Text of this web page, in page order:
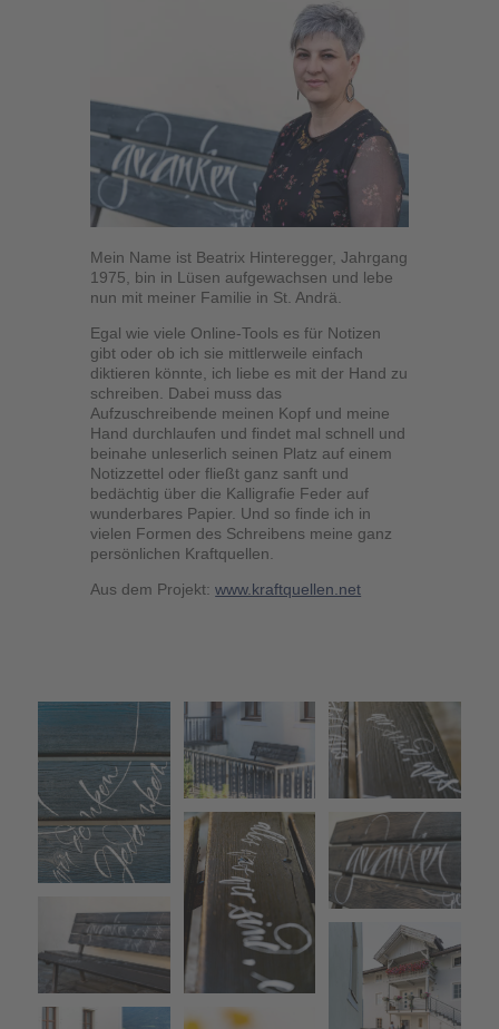
Mein Name ist Beatrix Hinteregger, Jahrgang
1975, bin in Lüsen aufgewachsen und lebe
nun mit meiner Familie in St. Andrä.
Egal wie viele Online-Tools es für Notizen
gibt oder ob ich sie mittlerweile einfach
diktieren könnte, ich liebe es mit der Hand zu
schreiben. Dabei muss das
Aufzuschreibende meinen Kopf und meine
Hand durchlaufen und findet mal schnell und
beinahe unleserlich seinen Platz auf einem
Notizzettel oder fließt ganz sanft und
bedächtig über die Kalligrafie Feder auf
wunderbares Papier. Und so finde ich in
vielen Formen des Schreibens meine ganz
persönlichen Kraftquellen.
Aus dem Projekt:www.kraftquellen.net